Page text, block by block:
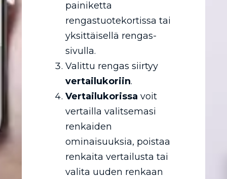
painiketta
rengastuotekortissa tai
yksittäisellä rengas-
sivulla.
Valittu rengas siirtyy
vertailukoriin.
Vertailukorissa voit
vertailla valitsemasi
renkaiden
ominaisuuksia, poistaa
renkaita vertailusta tai
valita uuden renkaan